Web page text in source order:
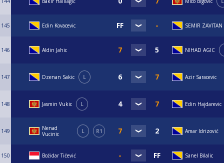
145 Edin Kovacevic SEMIR ZAVITAN
146 Aldin Jahic NIHAD AGIC
147 Dzenan Sakic L Azir Saracevic
148 Jasmin Vukic L Edin Hajdarevic
149
Nenad
Vucinic
L R1 Amar Idrizović
150 Božidar Tičević Sanel Bilalic